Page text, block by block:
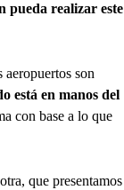
pueda realizar este
aeropuertos son
está en manos del
con base a lo que
que presentamos